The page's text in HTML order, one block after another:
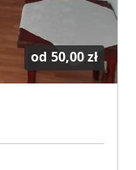
od 50,00 zł